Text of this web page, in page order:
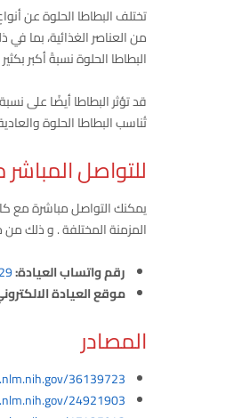
تختلف البطاطا الحلوة عن
من العناصر الغذائية، بما
البطاطا الحلوة نسبةً أكبر
قد تؤثر البطاطا أيضًا على
تُناسب البطاطا الحلوة
للتواصل
يمكنك التواصل مباشرة مع
المزمنة المختلفة . و ذلك
رقم واتساب العيادة:
موقع العيادة
المصادر
36139723
24921903/